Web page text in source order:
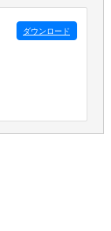
ダウンロード